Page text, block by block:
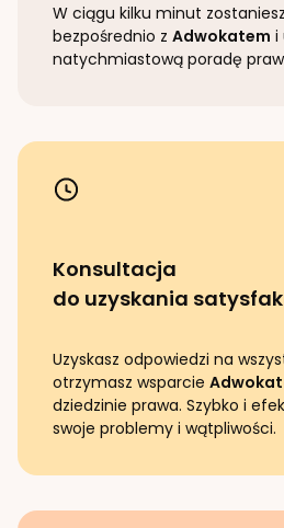
W ciągu kilku minut
bezpośrednio z Adwokatem i
natychmiastową poradę
Konsultacja
do uzyskania
Uzyskasz odpowiedzi na
otrzymasz wsparcie
dziedzinie prawa. Szybko i
swoje problemy i wątpliwości.